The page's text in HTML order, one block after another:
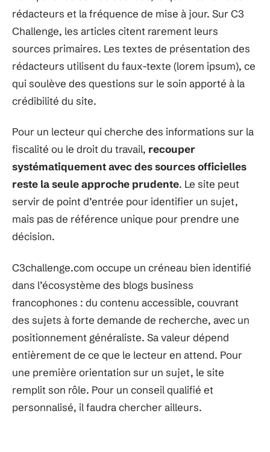
rédacteurs et la fréquence de mise à jour. Sur C3
Challenge, les articles citent rarement leurs
sources primaires. Les textes de présentation des
rédacteurs utilisent du faux-texte (lorem ipsum), ce
qui soulève des questions sur le soin apporté à la
crédibilité du site.
Pour un lecteur qui cherche des informations sur la
fiscalité ou le droit du travail, recouper
systématiquement avec des sources officielles
reste la seule approche prudente. Le site peut
servir de point d’entrée pour identifier un sujet,
mais pas de référence unique pour prendre une
décision.
C3challenge.com occupe un créneau bien identifié
dans l’écosystème des blogs business
francophones : du contenu accessible, couvrant
des sujets à forte demande de recherche, avec un
positionnement généraliste. Sa valeur dépend
entièrement de ce que le lecteur en attend. Pour
une première orientation sur un sujet, le site
remplit son rôle. Pour un conseil qualifié et
personnalisé, il faudra chercher ailleurs.